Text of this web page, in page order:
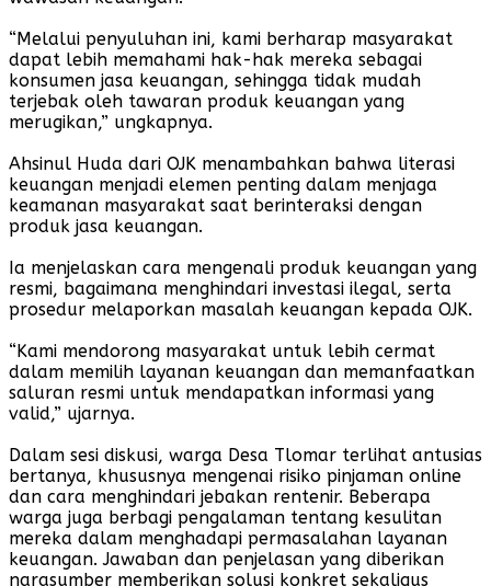
“Melalui penyuluhan ini, kami berharap masyarakat
dapat lebih memahami hak-hak mereka sebagai
konsumen jasa keuangan, sehingga tidak mudah
terjebak oleh tawaran produk keuangan yang
merugikan,” ungkapnya.
Ahsinul Huda dari OJK menambahkan bahwa literasi
keuangan menjadi elemen penting dalam menjaga
keamanan masyarakat saat berinteraksi dengan
produk jasa keuangan.
Ia menjelaskan cara mengenali produk keuangan yang
resmi, bagaimana menghindari investasi ilegal, serta
prosedur melaporkan masalah keuangan kepada OJK.
“Kami mendorong masyarakat untuk lebih cermat
dalam memilih layanan keuangan dan memanfaatkan
saluran resmi untuk mendapatkan informasi yang
valid,” ujarnya.
Dalam sesi diskusi, warga Desa Tlomar terlihat antusias
bertanya, khususnya mengenai risiko pinjaman online
dan cara menghindari jebakan rentenir. Beberapa
warga juga berbagi pengalaman tentang kesulitan
mereka dalam menghadapi permasalahan layanan
keuangan. Jawaban dan penjelasan yang diberikan
narasumber memberikan solusi konkret sekaligus